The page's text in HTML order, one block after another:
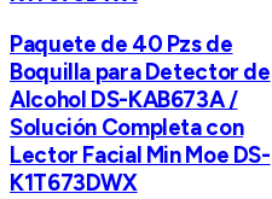
Paquete de 40 Pzs de
Boquilla para Detector de
Alcohol DS-KAB673A /
Solución Completa con
Lector Facial Min Moe DS-
K1T673DWX